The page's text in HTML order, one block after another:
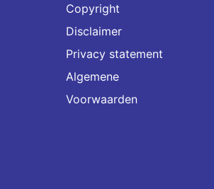
Copyright
Disclaimer
Privacy statement
Algemene
Voorwaarden